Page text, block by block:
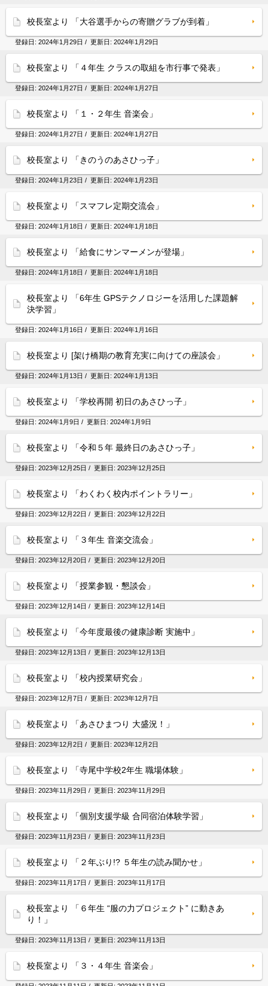
校長室より 「大谷選手からの寄贈グラブが到着」
登録日: 2024年1月29日 / 更新日: 2024年1月29日
校長室より 「４年生 クラスの取組を市行事で発表」
登録日: 2024年1月27日 / 更新日: 2024年1月27日
校長室より 「１・２年生 音楽会」
登録日: 2024年1月27日 / 更新日: 2024年1月27日
校長室より 「きのうのあさひっ子」
登録日: 2024年1月23日 / 更新日: 2024年1月23日
校長室より 「スマフレ定期交流会」
登録日: 2024年1月18日 / 更新日: 2024年1月18日
校長室より 「給食にサンマーメンが登場」
登録日: 2024年1月18日 / 更新日: 2024年1月18日
校長室より 「6年生 GPSテクノロジーを活用した課題解
決学習」
登録日: 2024年1月16日 / 更新日: 2024年1月16日
校長室より [架け橋期の教育充実に向けての座談会」
登録日: 2024年1月13日 / 更新日: 2024年1月13日
校長室より 「学校再開 初日のあさひっ子」
登録日: 2024年1月9日 / 更新日: 2024年1月9日
校長室より 「令和５年 最終日のあさひっ子」
登録日: 2023年12月25日 / 更新日: 2023年12月25日
校長室より 「わくわく校内ポイントラリー」
登録日: 2023年12月22日 / 更新日: 2023年12月22日
校長室より 「３年生 音楽交流会」
登録日: 2023年12月20日 / 更新日: 2023年12月20日
校長室より 「授業参観・懇談会」
登録日: 2023年12月14日 / 更新日: 2023年12月14日
校長室より 「今年度最後の健康診断 実施中」
登録日: 2023年12月13日 / 更新日: 2023年12月13日
校長室より 「校内授業研究会」
登録日: 2023年12月7日 / 更新日: 2023年12月7日
校長室より 「あさひまつり 大盛況！」
登録日: 2023年12月2日 / 更新日: 2023年12月2日
校長室より 「寺尾中学校2年生 職場体験」
登録日: 2023年11月29日 / 更新日: 2023年11月29日
校長室より 「個別支援学級 合同宿泊体験学習」
登録日: 2023年11月23日 / 更新日: 2023年11月23日
校長室より 「２年ぶり!? ５年生の読み聞かせ」
登録日: 2023年11月17日 / 更新日: 2023年11月17日
校長室より 「６年生 “服の力プロジェクト” に動きあ
り！」
登録日: 2023年11月13日 / 更新日: 2023年11月13日
校長室より 「３・４年生 音楽会」